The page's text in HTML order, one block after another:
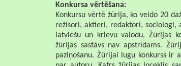
Konkursa vērtēšana:
Konkursu vērtē žūrija, ko veido 20
režisori, aktieri, redaktori, sociologi,
latviešu un krievu valodu. Žūrijas
žūrijas sastāvs nav apstrīdams.
paziņošanu. Žūrijai lugu konkurss ir